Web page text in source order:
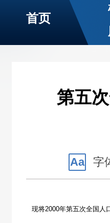
首页
第五
Aa
字
现将2000年第五次全国人